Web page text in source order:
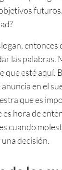
las
que esté aquí.
en el
que es
hora de
cuando
decisión.